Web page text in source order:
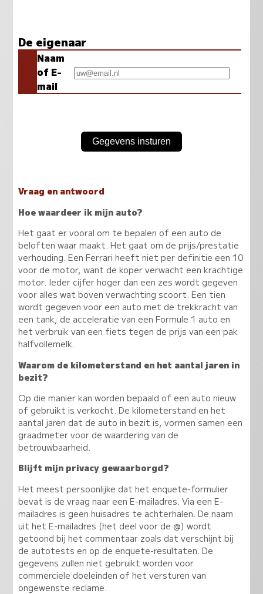
De eigenaar
Naam
of E-
mail
Vraag en antwoord
Hoe waardeer ik mijn auto?
Het gaat er vooral om te bepalen of een auto de
beloften waar maakt. Het gaat om de prijs/prestatie
verhouding. Een Ferrari heeft niet per definitie een 10
voor de motor, want de koper verwacht een krachtige
motor. Ieder cijfer hoger dan een zes wordt gegeven
voor alles wat boven verwachting scoort. Een tien
wordt gegeven voor een auto met de trekkracht van
een tank, de acceleratie van een Formule 1 auto en
het verbruik van een fiets tegen de prijs van een pak
halfvollemelk.
Waarom de kilometerstand en het aantal jaren in
bezit?
Op die manier kan worden bepaald of een auto nieuw
of gebruikt is verkocht. De kilometerstand en het
aantal jaren dat de auto in bezit is, vormen samen een
graadmeter voor de waardering van de
betrouwbaarheid.
Blijft mijn privacy gewaarborgd?
Het meest persoonlijke dat het enquete-formulier
bevat is de vraag naar een E-mailadres. Via een E-
mailadres is geen huisadres te achterhalen. De naam
uit het E-mailadres (het deel voor de @) wordt
getoond bij het commentaar zoals dat verschijnt bij
de autotests en op de enquete-resultaten. De
gegevens zullen niet gebruikt worden voor
commerciele doeleinden of het versturen van
ongewenste reclame.